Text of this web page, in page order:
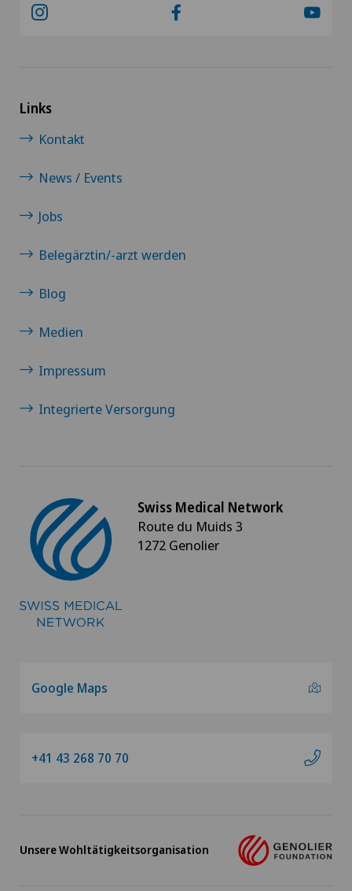
Links
Kontakt
News / Events
Jobs
Belegärztin/-arzt werden
Blog
Medien
Impressum
Integrierte Versorgung
Swiss Medical Network
Route du Muids 3
1272 Genolier
Google Maps
+41 43 268 70 70
Unsere Wohltätigkeitsorganisation